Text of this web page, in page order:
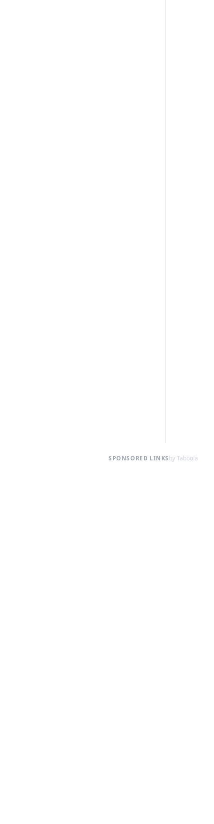
SPONSORED LINKSby Taboola